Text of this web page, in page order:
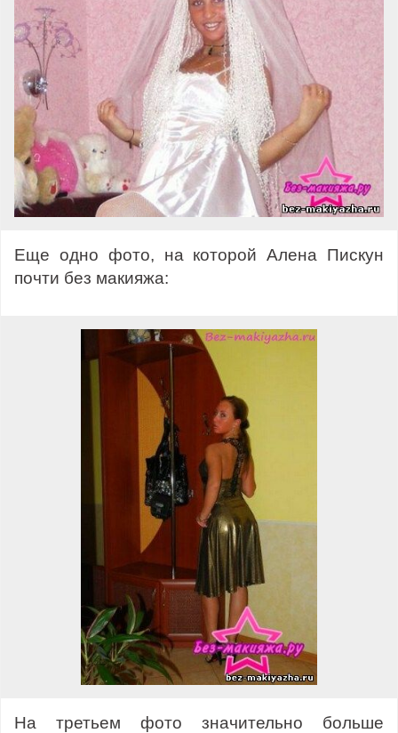
Еще одно фото, на которой Алена Пискун
почти без макияжа:
На третьем фото значительно больше